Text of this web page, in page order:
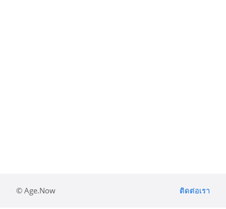
© Age.Now ติดต่อเรา